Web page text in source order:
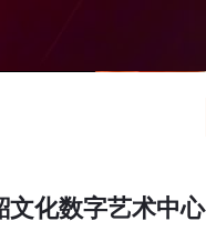
文化数字艺术中心